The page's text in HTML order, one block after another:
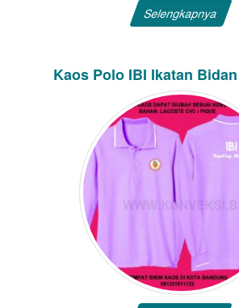
Selengkapnya
Kaos Polo IBI Ikatan